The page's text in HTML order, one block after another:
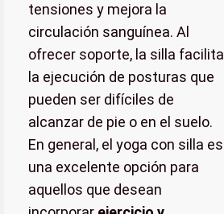
tensiones y mejora la
circulación sanguínea. Al
ofrecer soporte, la silla facilita
la ejecución de posturas que
pueden ser difíciles de
alcanzar de pie o en el suelo.
En general, el yoga con silla es
una excelente opción para
aquellos que desean